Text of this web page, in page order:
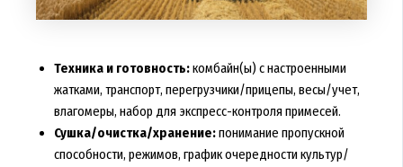
Техника и готовность:комбайн(ы) с настроенными
жатками, транспорт, перегрузчики/прицепы, весы/учет,
влагомеры, набор для экспресс-контроля примесей.
Сушка/очистка/хранение:понимание пропускной
способности, режимов, график очередности культур/